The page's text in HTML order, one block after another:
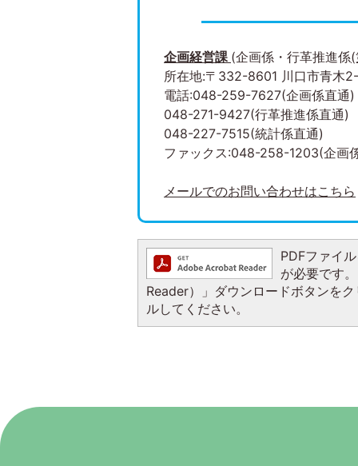
企画経営課 (企画係・行革推進係
所在地:〒332-8601 川口市青木
電話:048-259-7627(企画係直通)
048-271-9427(行革推進係直通)
048-227-7515(統計係直通)
ファックス:048-258-1203(企画
メールでのお問い合わせはこちら
PDFファイ
が必要です
Reader）」ダウンロードボタンを
ルしてください。